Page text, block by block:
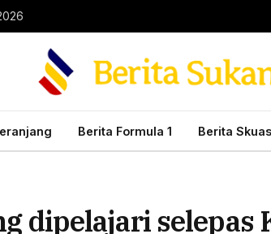
Berita Formula 1 Berita
dipelajari selepas